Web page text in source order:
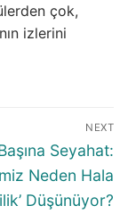
çok,
izlerini
NEXT
Seyahat:
Neden Hala
Düşünüyor?